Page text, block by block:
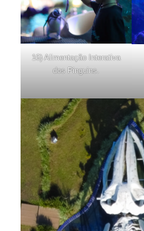
16) Alimentação Interativa
dos Pinguins.